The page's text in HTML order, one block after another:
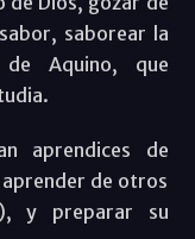
saborear la
de Aquino, que
aprendices de
de otros
y preparar su